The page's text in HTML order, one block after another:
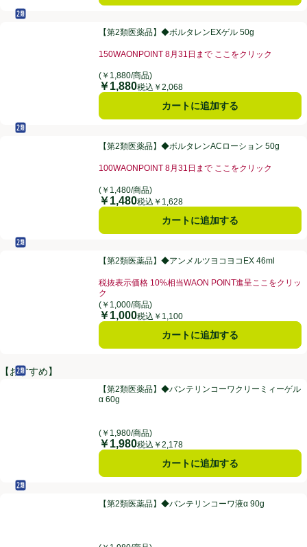
【第2類医薬品】◆ボルタレンEXゲル 50g
セルフメディケーション税制対象
第2類医薬品
【第2類医薬品】◆ボルタレンEXゲル 50g
150WAONPOINT 8月31日まで ここをクリック
(￥1,880/商品)
価格
￥1,880税込￥2,068
カートに追加する
【第2類医薬品】◆ボルタレンACローション 50g
セルフメディケーション税制対象
第2類医薬品
【第2類医薬品】◆ボルタレンACローション 50g
100WAONPOINT 8月31日まで ここをクリック
(￥1,480/商品)
価格
￥1,480税込￥1,628
カートに追加する
【第2類医薬品】◆アンメルツヨコヨコEX 46ml
セルフメディケーション税制対象
第2類医薬品
【第2類医薬品】◆アンメルツヨコヨコEX 46ml
税抜表示価格 10%相当WAON POINT進呈ここをクリッ
ク
お買い得品名：税抜表示価格 10%相当WAON POINT
(￥1,000/商品)
価格
￥1,000税込￥1,100
カートに追加する
【おすすめ】
【第2類医薬品】◆バンテリンコーワクリーミィーゲルα 60g
セルフメディケーション税制対象
第2類医薬品
【第2類医薬品】◆バンテリンコーワクリーミィーゲル
α 60g
(￥1,980/商品)
価格
￥1,980税込￥2,178
カートに追加する
【第2類医薬品】◆バンテリンコーワ液α 90g
セルフメディケーション税制対象
第2類医薬品
【第2類医薬品】◆バンテリンコーワ液α 90g